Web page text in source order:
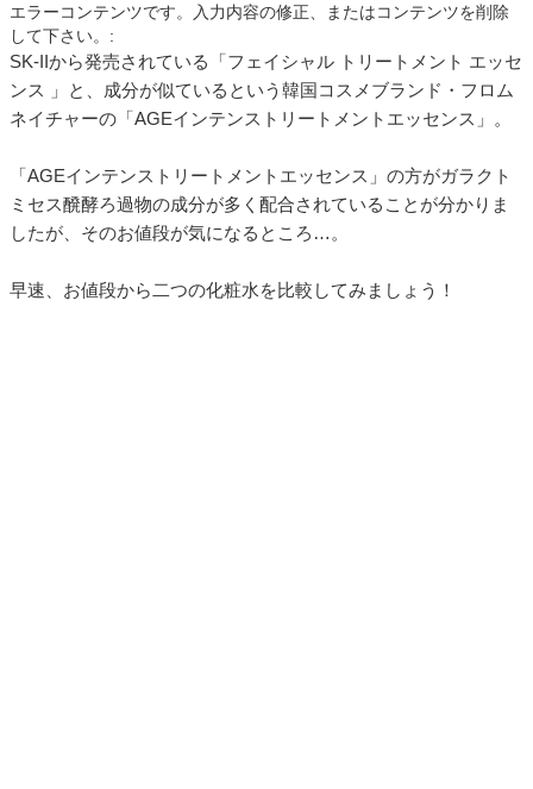
エラーコンテンツです。入力内容の修正、またはコンテンツを削除
して下さい。:
SK-IIから発売されている「フェイシャル トリートメント エッセ
ンス 」と、成分が似ているという韓国コスメブランド・フロム
ネイチャーの「AGEインテンストリートメントエッセンス」。
「AGEインテンストリートメントエッセンス」の方がガラクト
ミセス醗酵ろ過物の成分が多く配合されていることが分かりま
したが、そのお値段が気になるところ…。
早速、お値段から二つの化粧水を比較してみましょう！